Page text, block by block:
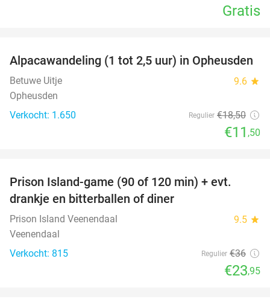
Gratis
38%
Alpacawandeling (1 tot 2,5 uur) in Opheusden
Betuwe Uitje 9.6 star
Opheusden
Verkocht: 1.650
Regulier €18,50
€11 ,50
Prison Island-game (90 of 120 min) + evt.
drankje en bitterballen of diner
Prison Island Veenendaal 9.5 star
Veenendaal
Verkocht: 815
Regulier €36
€23,95